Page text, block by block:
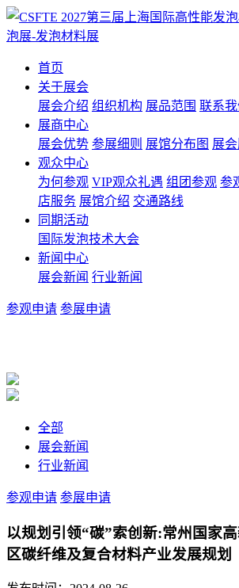
首页
关于展会
展会介绍 组织机构 展品范围 联系我
展商中心
展会优势 参展细则 展馆分布图 展
观众中心
为何参观 VIP观众礼遇 组团参观 参
店服务 展馆介绍 交通路线
同期活动
国际发泡技术大会
新闻中心
展会新闻 行业新闻
参观申请 参展申请
全部
展会新闻
行业新闻
参观申请 参展申请
以规划引领“碳”索创新:常州国家
区碳纤维及复合材料产业发展规划